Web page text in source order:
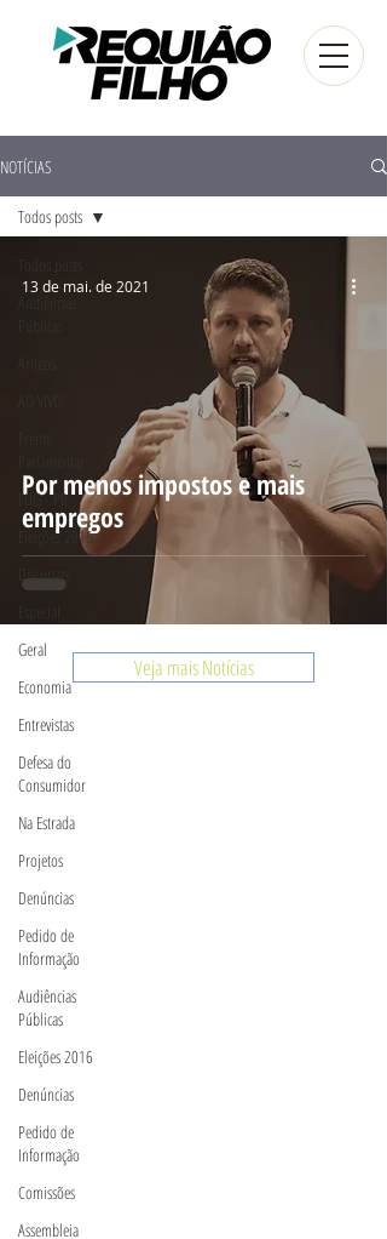
NOTÍCIAS
Todos posts
Públicas
FUG - PR
Eleições 2016
Discursos
Geral
Economia
Entrevistas
Defesa do
Consumidor
Na Estrada
Projetos
Denúncias
Pedido de
Informação
Audiências
Públicas
Eleições 2016
Denúncias
Pedido de
Informação
Comissões
Assembleia
Todos posts
Por menos impostos e mais
empregos
13 de mai. de 2021
Veja mais Notícias